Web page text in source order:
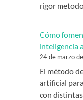
rigor
Cómo
inteligencia
24 de marzo
El método
artificial
con